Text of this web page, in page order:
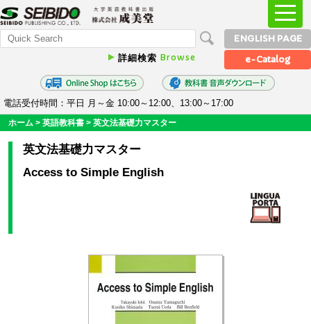
詳細検索 Browse
ENGLISH PAGE
e-Catalog
電話受付時間：平日 月～金 10:00～12:00、13:00～17:00
ホーム > 英語教科書 > 英文法基礎力マスター
英文法基礎力マスター
Access to Simple English